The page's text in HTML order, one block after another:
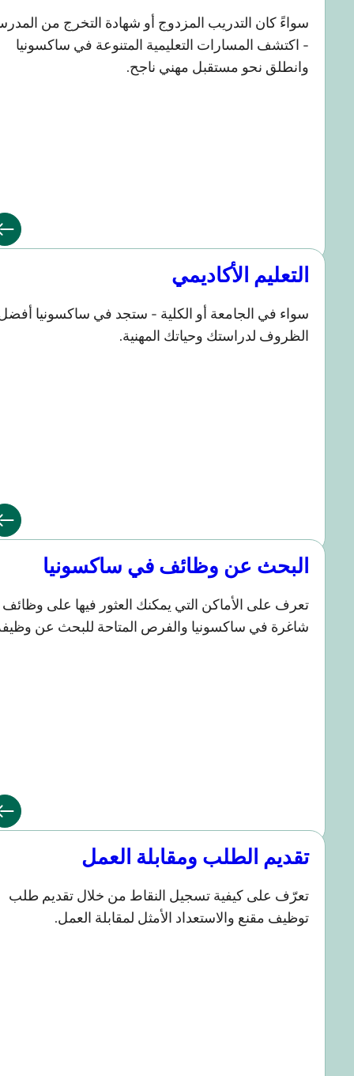
كان التدريب المزدوج أو شهادة التخرج من المدرسة
اكتشف المسارات التعليمية المتنوعة في ساكسونيا
نحو مستقبل مهني ناجح.
الأكاديمي
في الجامعة أو الكلية - ستجد في ساكسونيا أفضل
لدراستك وحياتك المهنية.
عن وظائف في ساكسونيا
على الأماكن التي يمكنك العثور فيها على وظائف
في ساكسونيا والفرص المتاحة للبحث عن وظيفة.
الطلب ومقابلة العمل
على كيفية تسجيل النقاط من خلال تقديم طلب
مقنع والاستعداد الأمثل لمقابلة العمل.